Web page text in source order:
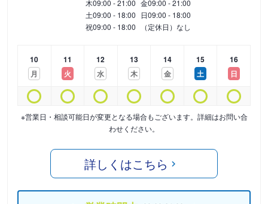
木09:00 - 21:00 金09:00 - 21:00
土09:00 - 18:00 日09:00 - 18:00
祝09:00 - 18:00 （定休日）なし
10
月
11
火
12
水
13
木
14
金
15
土
16
日
※営業日・相談可能日が変更となる場合もございます。詳細はお問い合
わせください。
詳しくはこちら